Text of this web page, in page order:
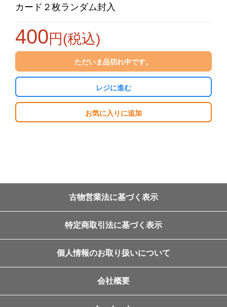
カード２枚ランダム封入
400円(税込)
ただいま品切れ中です。
レジに進む
お気に入りに追加
古物営業法に基づく表示
特定商取引法に基づく表示
個人情報のお取り扱いについて
会社概要